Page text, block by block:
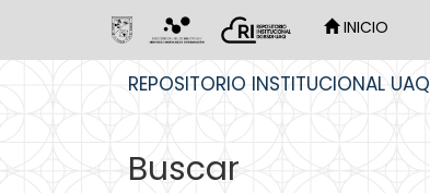
INICIO
REPOSITORIO INSTITUCIONAL UAQ
Buscar